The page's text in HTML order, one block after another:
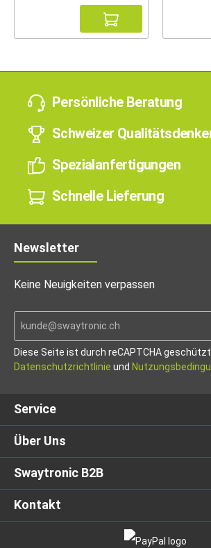
Persönliche Beratung
Schweizer
Spezialanfertigungen
Schnelle Lieferung
Newsletter
Keine Neuigkeiten verpassen
Diese Seite ist durch reCAPTCHA
Datenschutzrichtlinie und
Service
Über Uns
Swaytronic B2B
Kontakt